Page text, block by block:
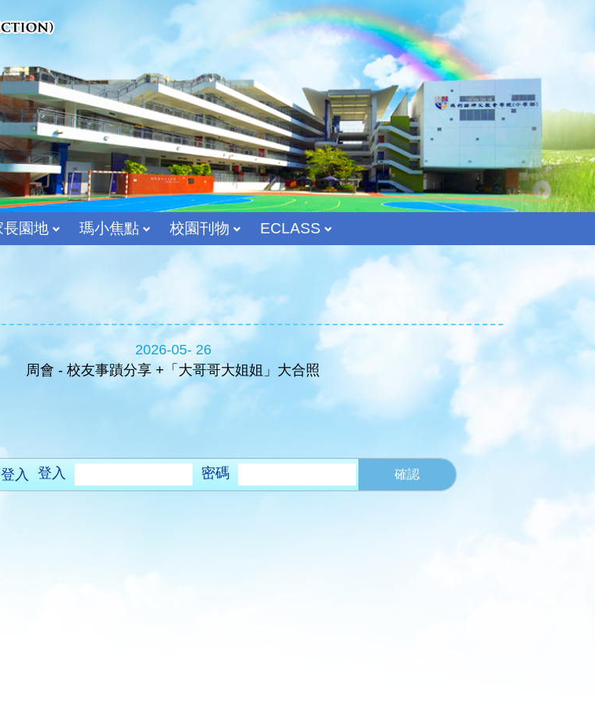
長園地 瑪小焦點 校園刊物 ECLASS
2026-05- 26
周會 - 校友事蹟分享 +「大哥哥大姐姐」大合照
入 登入 密碼